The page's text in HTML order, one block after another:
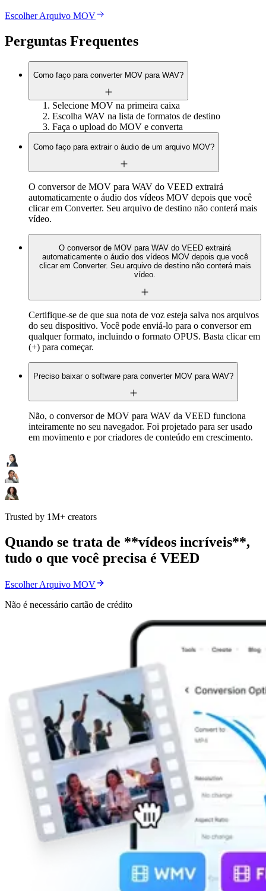
Escolher Arquivo MOV
Perguntas Frequentes
Como faço para converter MOV para WAV?
Selecione MOV na primeira caixa
Escolha WAV na lista de formatos de destino
Faça o upload do MOV e converta
Como faço para extrair o áudio de um arquivo MOV?
O conversor de MOV para WAV do VEED extrairá
automaticamente o áudio dos vídeos MOV depois que você
clicar em Converter. Seu arquivo de destino não conterá mais
vídeo.
O conversor de MOV para WAV do VEED extrairá
automaticamente o áudio dos vídeos MOV depois que você
clicar em Converter. Seu arquivo de destino não conterá mais
vídeo.
Certifique-se de que sua nota de voz esteja salva nos arquivos
do seu dispositivo. Você pode enviá-lo para o conversor em
qualquer formato, incluindo o formato OPUS. Basta clicar em
(+) para começar.
Preciso baixar o software para converter MOV para WAV?
Não, o conversor de MOV para WAV da VEED funciona
inteiramente no seu navegador. Foi projetado para ser usado
em movimento e por criadores de conteúdo em crescimento.
Trusted by 1M+ creators
Quando se trata de **vídeos incríveis**,
tudo o que você precisa é VEED
Escolher Arquivo MOV
Não é necessário cartão de crédito